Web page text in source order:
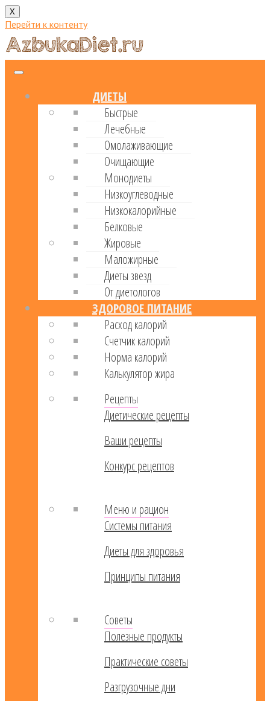
X
Перейти к контенту
ДИЕТЫ
Быстрые
Лечебные
Омолаживающие
Очищающие
Монодиеты
Низкоуглеводные
Низкокалорийные
Белковые
Жировые
Маложирные
Диеты звезд
От диетологов
ЗДОРОВОЕ ПИТАНИЕ
Расход калорий
Cчетчик калорий
Норма калорий
Калькулятор жира
Рецепты
Диетические рецепты
Ваши рецепты
Конкурс рецептов
Меню и рацион
Системы питания
Диеты для здоровья
Принципы питания
Советы
Полезные продукты
Практические советы
Разгрузочные дни